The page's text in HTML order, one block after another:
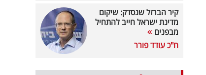
קיר הברזל שנסדק: שיקום
מדינת ישראל חייב להתחיל
מבפנים
ח"כ עודד פורר